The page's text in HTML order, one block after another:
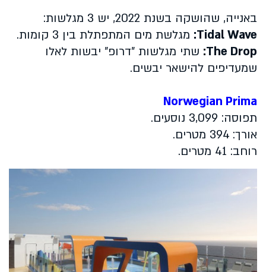
באנייה, שהושקה בשנת 2022, יש 3 מגלשות:
Tidal Wave
: מגלשת מים המתפתלת בין 3 קומות.
The Drop
: שתי מגלשות "דרופ" יבשות לאלו
שמעדיפים להישאר יבשים.
Norwegian Prima
תפוסה: 3,099 נוסעים.
אורך: 394 מטרים.
רוחב: 41 מטרים.